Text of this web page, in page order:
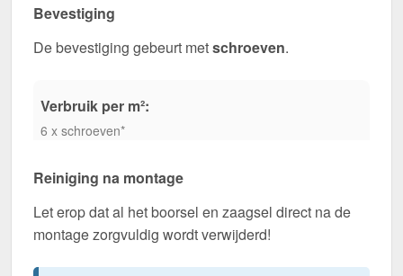
Bevestiging
De bevestiging gebeurt metschroeven.
Verbruik per m²:
6 x schroeven*
Reiniging na montage
Let erop dat al het boorsel en zaagsel direct na de
montage zorgvuldig wordt verwijderd!